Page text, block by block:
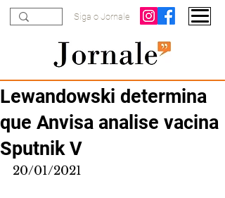
Siga o Jornale
Lewandowski determina
que Anvisa analise vacina
Sputnik V
20/01/2021